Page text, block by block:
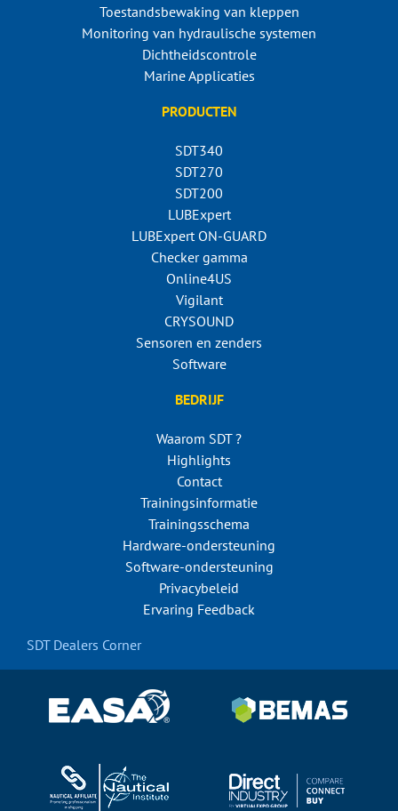
Toestandsbewaking van kleppen
Monitoring van hydraulische systemen
Dichtheidscontrole
Marine Applicaties
PRODUCTEN
SDT340
SDT270
SDT200
LUBExpert
LUBExpert ON-GUARD
Checker gamma
Online4US
Vigilant
CRYSOUND
Sensoren en zenders
Software
BEDRIJF
Waarom SDT ?
Highlights
Contact
Trainingsinformatie
Trainingsschema
Hardware-ondersteuning
Software-ondersteuning
Privacybeleid
Ervaring Feedback
SDT Dealers Corner